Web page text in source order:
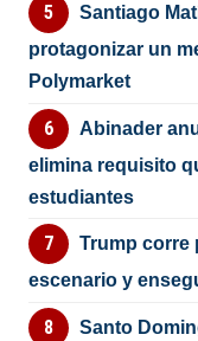
Santiago
protagonizar un
Polymarket
Abinader
elimina requisito
estudiantes
Trump corre
escenario y
Santo